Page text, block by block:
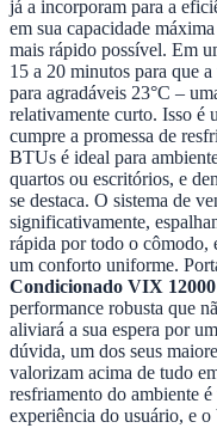
já a incorporam para a
em sua capacidade
mais rápido possível. Em
15 a 20 minutos para que
para agradáveis 23°C –
relativamente curto. Isso é
cumpre a promessa de
BTUs é ideal para
quartos ou escritórios, e
se destaca. O sistema de
significativamente,
rápida por todo o cômodo,
um conforto uniforme.
Condicionado VIX
performance robusta que
aliviará a sua espera por
dúvida, um dos seus
valorizam acima de tudo
resfriamento do ambiente
experiência do usuário, e